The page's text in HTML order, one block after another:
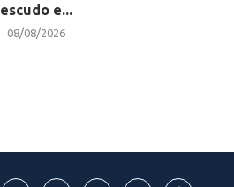
escudo e...
08/08/2026